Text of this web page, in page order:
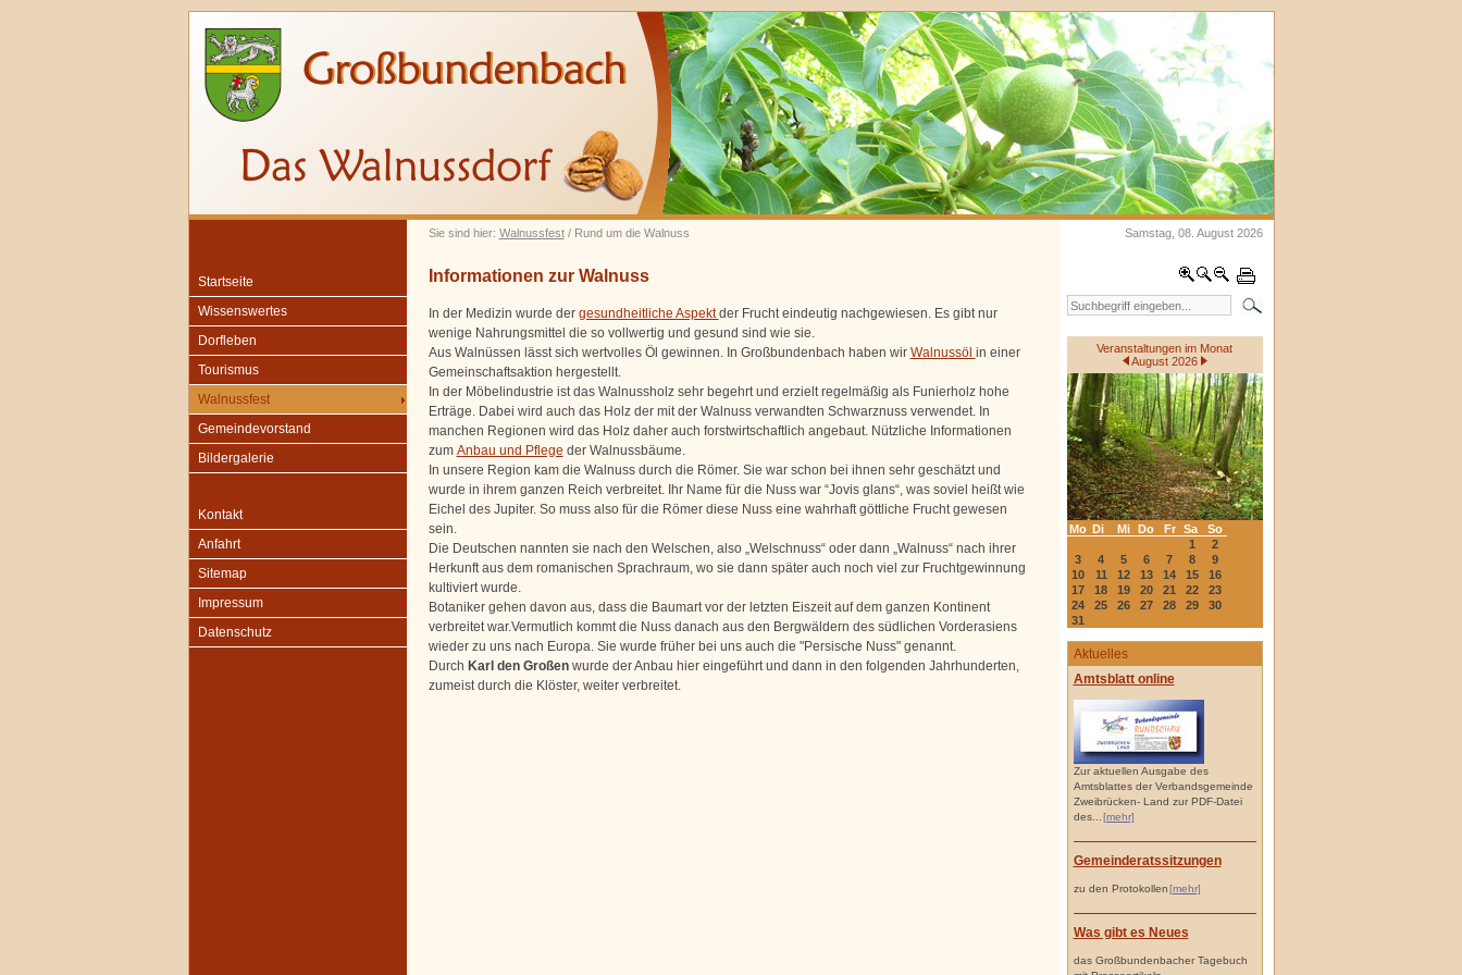
Sie sind hier: Walnussfest/ Rund um die Walnuss Samstag, 08. August 2026
Startseite
Wissenswertes
Dorfleben
Tourismus
Walnussfest
Gemeindevorstand
Bildergalerie
Kontakt
Anfahrt
Sitemap
Impressum
Datenschutz
Veranstaltungen im Monat
August 2026
Mo Di Mi Do Fr Sa
So
1
2
3
4 5 6 7 8
9
10
11 12 13 14 15
16
17
18 19 20 21 22
23
24
25 26 27 28 29
30
31
Aktuelles
Amtsblatt online
Zur aktuellen Ausgabe des
Amtsblattes der Verbandsgemeinde
Zweibrücken- Land zur PDF-Datei
des...
[mehr]
Gemeinderatssitzungen
zu den Protokollen[mehr]
Was gibt es Neues
das Großbundenbacher Tagebuch
Informationen zur Walnuss
In der Medizin wurde der gesundheitliche Aspektder Frucht eindeutig nachgewiesen. Es gibt nur
wenige Nahrungsmittel die so vollwertig und gesund sind wie sie.
Aus Walnüssen lässt sich wertvolles Öl gewinnen. In Großbundenbach haben wir Walnussöl in einer
Gemeinschaftsaktion hergestellt.
In der Möbelindustrie ist das Walnussholz sehr begehrt und erzielt regelmäßig als Funierholz hohe
Erträge. Dabei wird auch das Holz der mit der Walnuss verwandten Schwarznuss verwendet. In
manchen Regionen wird das Holz daher auch forstwirtschaftlich angebaut. Nützliche Informationen
zum Anbau und Pflege der Walnussbäume.
In unsere Region kam die Walnuss durch die Römer. Sie war schon bei ihnen sehr geschätzt und
wurde in ihrem ganzen Reich verbreitet. Ihr Name für die Nuss war “Jovis glans“, was soviel heißt wie
Eichel des Jupiter. So muss also für die Römer diese Nuss eine wahrhaft göttliche Frucht gewesen
sein.
Die Deutschen nannten sie nach den Welschen, also „Welschnuss“ oder dann „Walnuss“ nach ihrer
Herkunft aus dem romanischen Sprachraum, wo sie dann später auch noch viel zur Fruchtgewinnung
kultiviert wurde.
Botaniker gehen davon aus, dass die Baumart vor der letzten Eiszeit auf dem ganzen Kontinent
verbreitet war.Vermutlich kommt die Nuss danach aus den Bergwäldern des südlichen Vorderasiens
wieder zu uns nach Europa. Sie wurde früher bei uns auch die "Persische Nuss" genannt.
Durch Karl den Großenwurde der Anbau hier eingeführt und dann in den folgenden Jahrhunderten,
zumeist durch die Klöster, weiter verbreitet.